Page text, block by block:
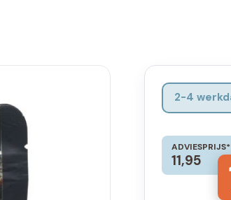
2-4
ADVIESPRIJS*
11,95